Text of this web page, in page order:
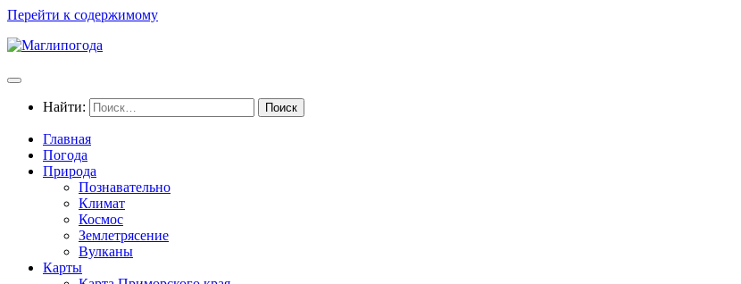
Перейти к содержимому
Найти:
Главная
Погода
Природа
Познавательно
Климат
Космос
Землетрясение
Вулканы
Карты